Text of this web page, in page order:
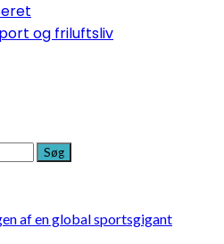
og friluftsliv
af en global sportsgigant